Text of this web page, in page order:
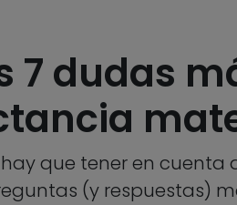
7 dudas
hay que tener en
(y respuestas)